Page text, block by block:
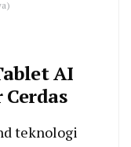
AI
teknologi